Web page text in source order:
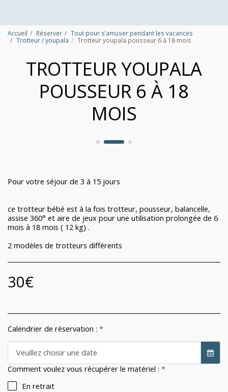
Accueil Réserver
Tout pour s’amuser pendant les vacances
Trotteur / youpala
Trotteur youpala pousseur 6 à 18 mois
TROTTEUR YOUPALA
POUSSEUR 6 À 18
MOIS
Pour votre séjour de 3 à 15 jours
ce trotteur bébé est à la fois trotteur, pousseur, balancelle,
assise 360° et aire de jeux pour une utilisation prolongée de 6
mois à 18 mois ( 12 kg) .
2 modèles de trotteurs différents
30€
Calendrier de réservation : *
Veuillez choisir une date
Comment voulez vous récupérer le matériel : *
En retrait